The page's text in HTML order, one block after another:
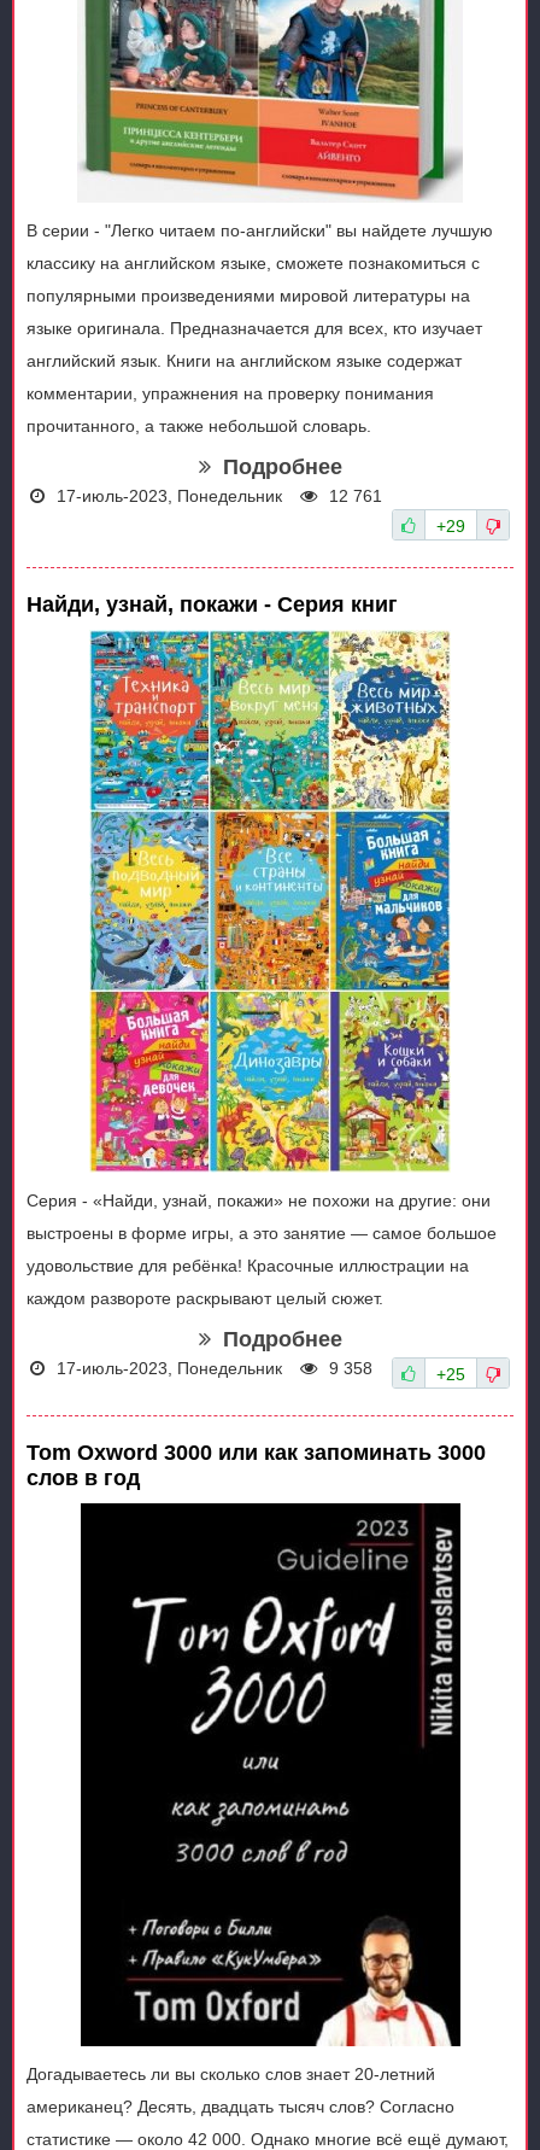
В серии - "Легко читаем по-английски" вы найдете лучшую
классику на английском языке, сможете познакомиться с
популярными произведениями мировой литературы на
языке оригинала. Предназначается для всех, кто изучает
английский язык. Книги на английском языке содержат
комментарии, упражнения на проверку понимания
прочитанного, а также небольшой словарь.
Подробнее
17-июль-2023, Понедельник
12 761
+29
Найди, узнай, покажи - Серия книг
Серия - «Найди, узнай, покажи» не похожи на другие: они
выстроены в форме игры, а это занятие — самое большое
удовольствие для ребёнка! Красочные иллюстрации на
каждом развороте раскрывают целый сюжет.
Подробнее
17-июль-2023, Понедельник 9 358 +25
Tom Oxword 3000 или как запоминать 3000
слов в год
Догадываетесь ли вы сколько слов знает 20-летний
американец? Десять, двадцать тысяч слов? Согласно
статистике — около 42 000. Однако многие всё ещё думают,